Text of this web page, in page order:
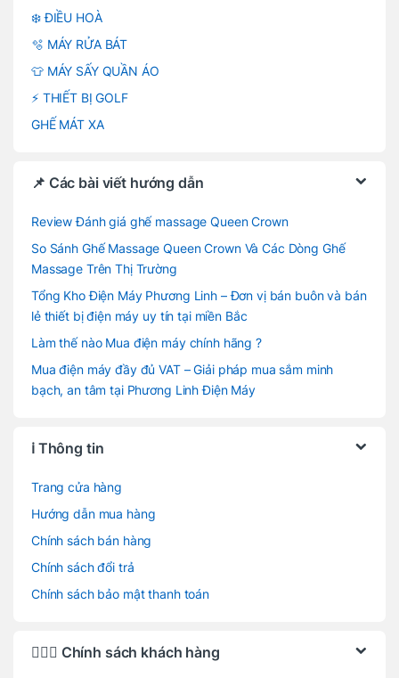
❄️ ĐIỀU HOÀ
🫧 MÁY RỬA BÁT
👕 MÁY SẤY QUẦN ÁO
⚡ THIẾT BỊ GOLF
GHẾ MÁT XA
📌 Các bài viết hướng dẫn
Review Đánh giá ghế massage Queen Crown
So Sánh Ghế Massage Queen Crown Và Các Dòng Ghế
Massage Trên Thị Trường
Tổng Kho Điện Máy Phương Linh – Đơn vị bán buôn và bán
lẻ thiết bị điện máy uy tín tại miền Bắc
Làm thế nào Mua điện máy chính hãng ?
Mua điện máy đầy đủ VAT – Giải pháp mua sắm minh
bạch, an tâm tại Phương Linh Điện Máy
ℹ️ Thông tin
Trang cửa hàng
Hướng dẫn mua hàng
Chính sách bán hàng
Chính sách đổi trả
Chính sách bảo mật thanh toán
🙋🏻‍♂️ Chính sách khách hàng